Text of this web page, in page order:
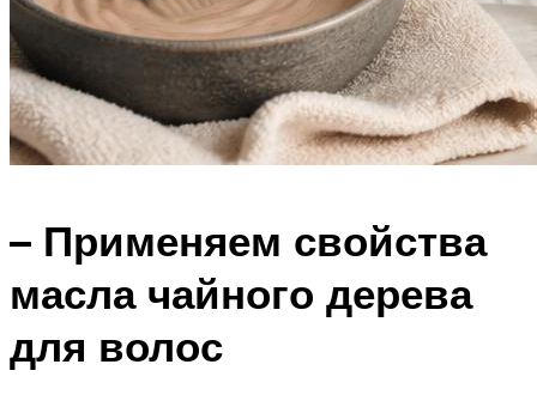
– Применяем свойства
масла чайного дерева
для волос